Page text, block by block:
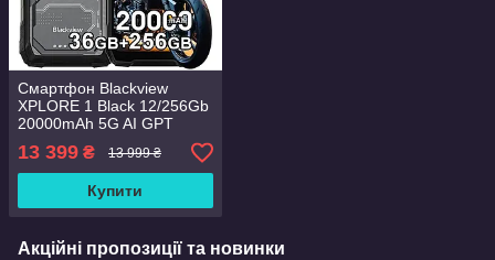
Смартфон Blackview
XPLORE 1 Black 12/256Gb
20000mAh 5G AI GPT
13 399 ₴ 13 999 ₴
Купити
Акційні пропозиції та новинки